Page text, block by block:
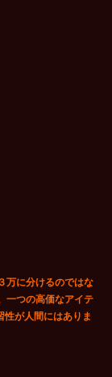
万に分けるのではな
一つの高価なアイテ
性が人間にはありま